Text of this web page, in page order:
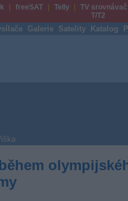
freeSAT Telly
TV srovnávač
T/T2
Galerie Satelity Katalog